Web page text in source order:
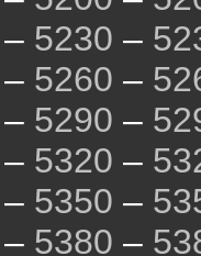
– 5230 –
– 5260 –
– 5290 –
– 5320 –
– 5350 –
– 5380 –